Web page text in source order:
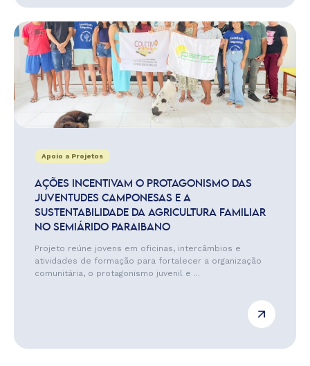
Apoio a Projetos
AÇÕES INCENTIVAM O PROTAGONISMO DAS
JUVENTUDES CAMPONESAS E A
SUSTENTABILIDADE DA AGRICULTURA FAMILIAR
NO SEMIÁRIDO PARAIBANO
Projeto reúne jovens em oficinas, intercâmbios e
atividades de formação para fortalecer a organização
comunitária, o protagonismo juvenil e ...